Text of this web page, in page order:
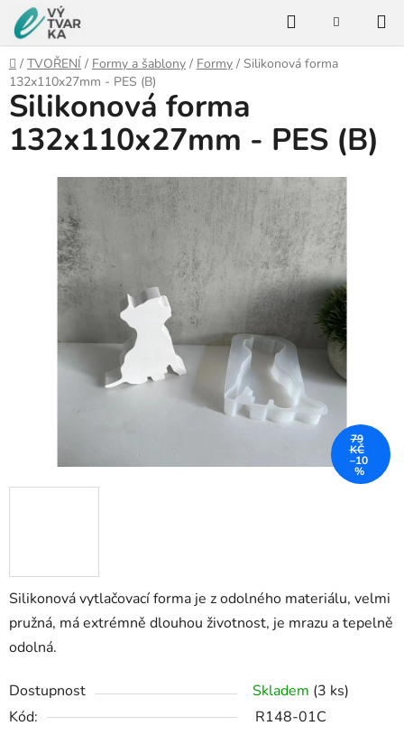
Přejít
na
obsah
HledatNÁKUPNÍ
Domů
/ TVOŘENÍ / Formy a šablony / Formy / Silikonová forma
132x110x27mm - PES (B)
Silikonová vytlačovací forma je z odolného materiálu, velmi
pružná, má extrémně dlouhou životnost, je mrazu a tepelně
odolná.
Dostupnost Skladem (3 ks)
Kód:
R148-01C
Silikonová forma
132x110x27mm - PES (B)
79
KČ
–10
%